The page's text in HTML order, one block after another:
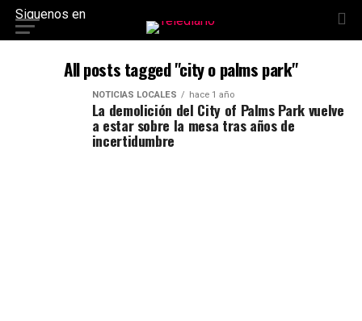
Siguenos en
All posts tagged "city o palms park"
NOTICIAS LOCALES hace 1 año
La demolición del City of Palms Park vuelve
a estar sobre la mesa tras años de
incertidumbre